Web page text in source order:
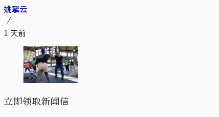
姚拏云
1 天前
立即领取新闻信